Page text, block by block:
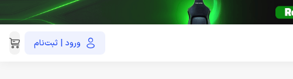
ورود | ثبت‌نام021-91035390